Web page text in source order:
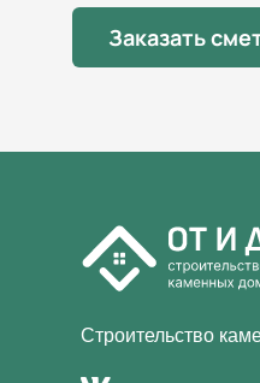
Заказать
Строительство